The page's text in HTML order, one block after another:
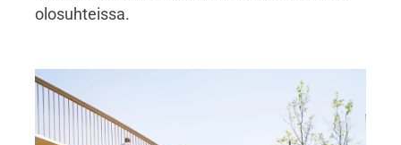
olosuhteissa.